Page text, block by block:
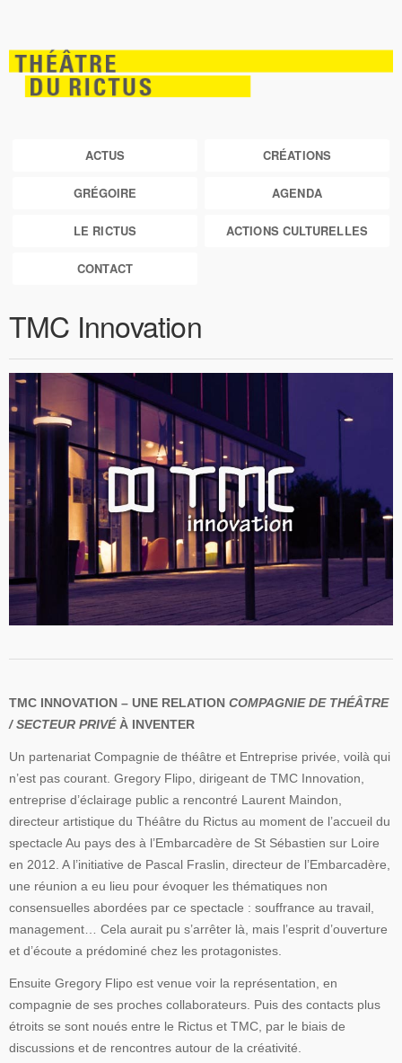
ACTUS CRÉATIONS
GRÉGOIRE AGENDA
LE RICTUS ACTIONS CULTURELLES
CONTACT
TMC Innovation
TMC INNOVATION – UNE RELATION COMPAGNIE DE THÉÂTRE
/ SECTEUR PRIVÉÀ INVENTER
Un partenariat Compagnie de théâtre et Entreprise privée, voilà qui
n’est pas courant. Gregory Flipo, dirigeant de TMC Innovation,
entreprise d’éclairage public a rencontré Laurent Maindon,
directeur artistique du Théâtre du Rictus au moment de l’accueil du
spectacle Au pays des à l’Embarcadère de St Sébastien sur Loire
en 2012. A l’initiative de Pascal Fraslin, directeur de l’Embarcadère,
une réunion a eu lieu pour évoquer les thématiques non
consensuelles abordées par ce spectacle : souffrance au travail,
management… Cela aurait pu s’arrêter là, mais l’esprit d’ouverture
et d’écoute a prédominé chez les protagonistes.
Ensuite Gregory Flipo est venue voir la représentation, en
compagnie de ses proches collaborateurs. Puis des contacts plus
étroits se sont noués entre le Rictus et TMC, par le biais de
discussions et de rencontres autour de la créativité.